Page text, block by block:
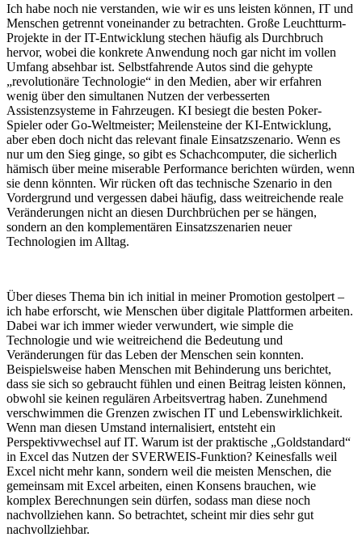
Ich habe noch nie verstanden, wie wir es uns leisten können, IT und
Menschen getrennt voneinander zu betrachten. Große Leuchtturm-
Projekte in der IT-Entwicklung stechen häufig als Durchbruch
hervor, wobei die konkrete Anwendung noch gar nicht im vollen
Umfang absehbar ist. Selbstfahrende Autos sind die gehypte
„revolutionäre Technologie“ in den Medien, aber wir erfahren
wenig über den simultanen Nutzen der verbesserten
Assistenzsysteme in Fahrzeugen. KI besiegt die besten Poker-
Spieler oder Go-Weltmeister; Meilensteine der KI-Entwicklung,
aber eben doch nicht das relevant finale Einsatzszenario. Wenn es
nur um den Sieg ginge, so gibt es Schachcomputer, die sicherlich
hämisch über meine miserable Performance berichten würden, wenn
sie denn könnten. Wir rücken oft das technische Szenario in den
Vordergrund und vergessen dabei häufig, dass weitreichende reale
Veränderungen nicht an diesen Durchbrüchen per se hängen,
sondern an den komplementären Einsatzszenarien neuer
Technologien im Alltag.
Über dieses Thema bin ich initial in meiner Promotion gestolpert –
ich habe erforscht, wie Menschen über digitale Plattformen arbeiten.
Dabei war ich immer wieder verwundert, wie simple die
Technologie und wie weitreichend die Bedeutung und
Veränderungen für das Leben der Menschen sein konnten.
Beispielsweise haben Menschen mit Behinderung uns berichtet,
dass sie sich so gebraucht fühlen und einen Beitrag leisten können,
obwohl sie keinen regulären Arbeitsvertrag haben. Zunehmend
verschwimmen die Grenzen zwischen IT und Lebenswirklichkeit.
Wenn man diesen Umstand internalisiert, entsteht ein
Perspektivwechsel auf IT. Warum ist der praktische „Goldstandard“
in Excel das Nutzen der SVERWEIS-Funktion? Keinesfalls weil
Excel nicht mehr kann, sondern weil die meisten Menschen, die
gemeinsam mit Excel arbeiten, einen Konsens brauchen, wie
komplex Berechnungen sein dürfen, sodass man diese noch
nachvollziehen kann. So betrachtet, scheint mir dies sehr gut
nachvollziehbar.